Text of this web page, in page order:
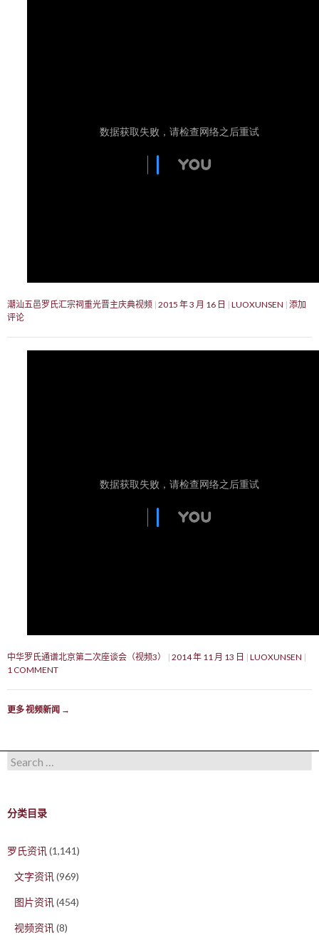
潮汕五邑罗氏汇宗祠重光晋主庆典视频 2015 年 3 月 16 日 LUOXUNSEN 添加
评论
中华罗氏通谱北京第二次座谈会（视频3） 2014 年 11 月 13 日
LUOXUNSEN
1 COMMENT
更多 视频新闻 →
Search for:
分类目录
罗氏资讯(1,141)
文字资讯(969)
图片资讯(454)
视频资讯(8)